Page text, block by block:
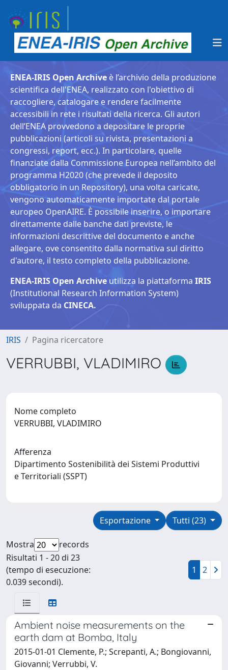
ENEA-IRIS Open Archive è l’archivio della produzione
scientifica dell'ENEA, realizzato con l'obiettivo di
raccogliere, catalogare e rendere facilmente
accessibili in rete i risultati della ricerca. Gli autori
dell’ENEA provvedono a depositare le proprie
pubblicazioni (articoli su rivista, presentazioni a
congressi, report, ecc.). In particolare, quelle
finanziate dalla Commissione Europea nell’ambito del
programma H2020 (che prevede il deposito
obbligatorio in un Repository), una volta caricate,
vengono automaticamente importate dal portale
europeo OpenAIRE. È possibile inserire, o importare
direttamente dalle banche dati previste, le
informazioni descrittive del documento e anche
allegare, ove consentito dalla normativa sul diritto
d'autore, il testo completo della pubblicazione.
ENEA-IRIS Open Archive utilizza la piattaforma IRIS
(Institutional Research Information System)
sviluppata da CINECA.
IRIS Pagina ricercatore
VERRUBBI, VLADIMIRO
Nome completo
VERRUBBI, VLADIMIRO
Afferenza
Dipartimento Sostenibilità dei Sistemi Produttivi
e Territoriali (SSPT)
Tutti (23)
Esportazione
Mostra
records
Risultati 1 - 20 di 23
(tempo di esecuzione:
0.039 secondi).
1 2
Ambient noise measurements on the
earth dam at Bomba, Italy
2015-01-01 Clemente, P.; Screpanti, A.; Bongiovanni,
Giovanni; Verrubbi, V.